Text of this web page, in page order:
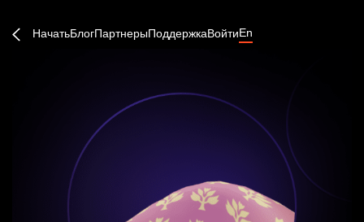
НачатьБлогПартнерыПоддержкаВойтиEn
Продолжить →